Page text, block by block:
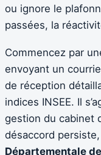
ou ignore le
passées, la
Commencez par
envoyant un
de réception
indices INSEE. Il
gestion du cabinet
désaccord
Départementale